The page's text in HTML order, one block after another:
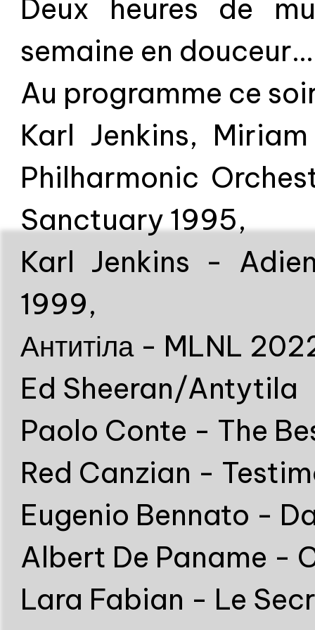
Deux heures de
semaine en douceur...
Au programme ce
Karl Jenkins,
Philharmonic
Sanctuary 1995,
Karl Jenkins -
1999,
Антитіла - MLNL
Ed Sheeran/Antytila
Paolo Conte - The
Red Canzian -
Eugenio Bennato -
Albert De Paname -
Lara Fabian - Le